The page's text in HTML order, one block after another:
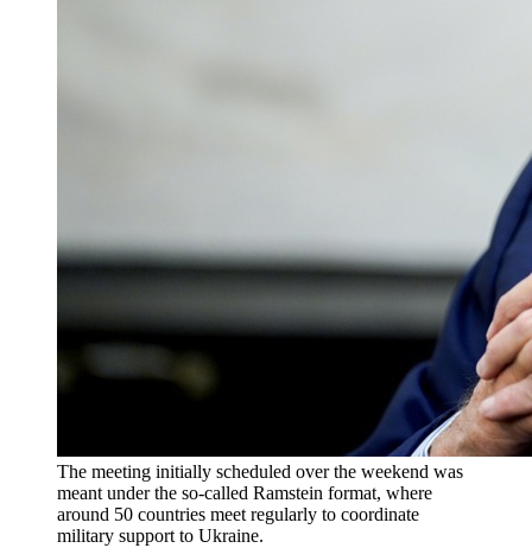
The meeting initially scheduled over the weekend was
meant under the so-called Ramstein format, where
around 50 countries meet regularly to coordinate
military support to Ukraine.